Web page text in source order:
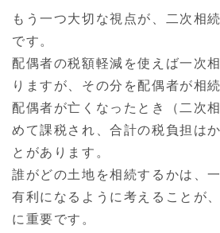
もう一つ大切な視点が、二次相
です。
配偶者の税額軽減を使えば一次
りますが、その分を配偶者が相
配偶者が亡くなったとき（二次
めて課税され、合計の税負担は
とがあります。
誰がどの土地を相続するかは、
有利になるように考えることが
に重要です。